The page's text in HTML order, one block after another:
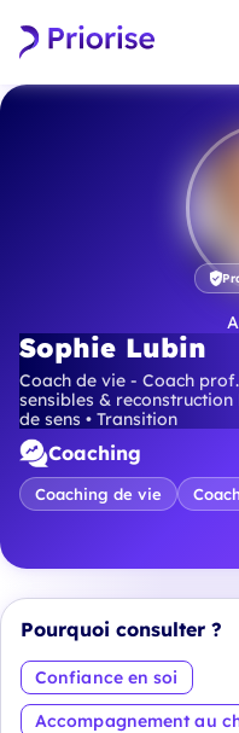
Sophie Lubin
Coach de vie - Coach
sensibles & reconstruction
de sens • Transition
Coaching
Coaching de vie
Pourquoi consulter ?
Confiance en soi
Accompagnement au